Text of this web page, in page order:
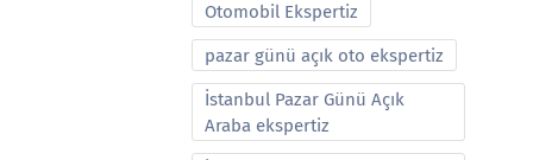
Otomobil Ekspertiz
pazar günü açık oto ekspertiz
İstanbul Pazar Günü Açık
Araba ekspertiz